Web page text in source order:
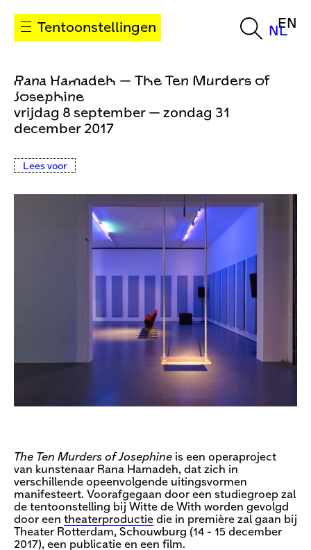
Tentoonstellingen NL
EN
Rana Hamadeh — The Ten Murders of
Josephine
vrijdag 8 september — zondag 31
december 2017
Lees voor
The Ten Murders of Josephine is een operaproject
van kunstenaar Rana Hamadeh, dat zich in
verschillende opeenvolgende uitingsvormen
manifesteert. Voorafgegaan door een studiegroep zal
de tentoonstelling bij Witte de With worden gevolgd
door een theaterproductie die in première zal gaan bij
Theater Rotterdam, Schouwburg (14 - 15 december
2017), een publicatie en een film.